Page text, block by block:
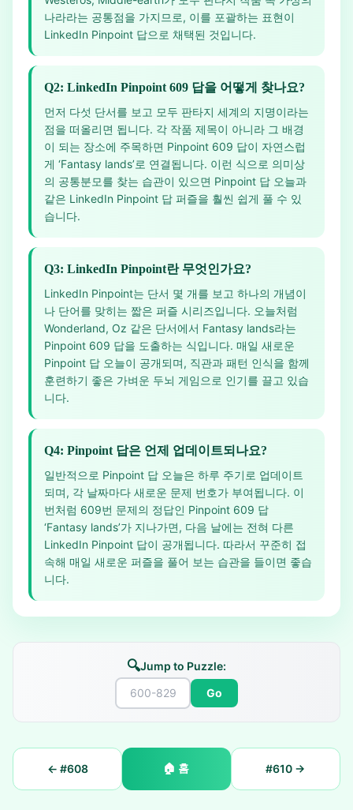
나라라는 공통점을 가지므로, 이를 포괄하는 표현이
LinkedIn Pinpoint 답으로 채택된 것입니다.
Q2: LinkedIn Pinpoint 609 답을 어떻게 찾나요?
먼저 다섯 단서를 보고 모두 판타지 세계의 지명이라는
점을 떠올리면 됩니다. 각 작품 제목이 아니라 그 배경
이 되는 장소에 주목하면 Pinpoint 609 답이 자연스럽
게 ‘Fantasy lands’로 연결됩니다. 이런 식으로 의미상
의 공통분모를 찾는 습관이 있으면 Pinpoint 답 오늘과
같은 LinkedIn Pinpoint 답 퍼즐을 훨씬 쉽게 풀 수 있
습니다.
Q3: LinkedIn Pinpoint란 무엇인가요?
LinkedIn Pinpoint는 단서 몇 개를 보고 하나의 개념이
나 단어를 맞히는 짧은 퍼즐 시리즈입니다. 오늘처럼
Wonderland, Oz 같은 단서에서 Fantasy lands라는
Pinpoint 609 답을 도출하는 식입니다. 매일 새로운
Pinpoint 답 오늘이 공개되며, 직관과 패턴 인식을 함께
훈련하기 좋은 가벼운 두뇌 게임으로 인기를 끌고 있습
니다.
Q4: Pinpoint 답은 언제 업데이트되나요?
일반적으로 Pinpoint 답 오늘은 하루 주기로 업데이트
되며, 각 날짜마다 새로운 문제 번호가 부여됩니다. 이
번처럼 609번 문제의 정답인 Pinpoint 609 답
‘Fantasy lands’가 지나가면, 다음 날에는 전혀 다른
LinkedIn Pinpoint 답이 공개됩니다. 따라서 꾸준히 접
속해 매일 새로운 퍼즐을 풀어 보는 습관을 들이면 좋습
니다.
🔍Jump to Puzzle:
Go
← #608 🏠 홈 #610 →